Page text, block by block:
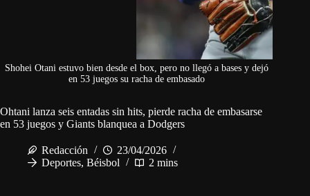
Shohei Otani estuvo bien desde el box, pero no llegó a bases y dejó
en 53 juegos su racha de embasado
Ohtani lanza seis entadas sin hits, pierde racha de embasarse
en 53 juegos y Giants blanquea a Dodgers
Redacción
23/04/2026
Deportes, Béisbol 2 mins